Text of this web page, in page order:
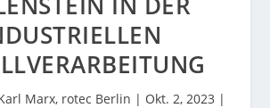
Marx, rotec Berlin | Okt. 2, 2023 |